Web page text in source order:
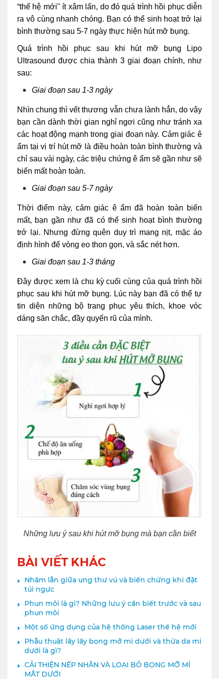
“thế hệ mới" ít xâm lấn, do đó quá trình hồi phục diễn
ra vô cùng nhanh chóng. Bạn có thể sinh hoạt trở lại
bình thường sau 5-7 ngày thực hiện hút mỡ bụng.
Quá trình hồi phục sau khi hút mỡ bụng Lipo
Ultrasound được chia thành 3 giai đoạn chính, như
sau:
Giai đoạn sau 1-3 ngày
Nhìn chung thì vết thương vẫn chưa lành hẳn, do vậy
bạn cần dành thời gian nghỉ ngơi cũng như tránh xa
các hoạt động mạnh trong giai đoạn này. Cảm giác ê
ẩm tại vị trí hút mỡ là điều hoàn toàn bình thường và
chỉ sau vài ngày, các triệu chứng ê ẩm sẽ gần như sẽ
biến mất hoàn toàn.
Giai đoạn sau 5-7 ngày
Thời điểm này, cảm giác ê ẩm đã hoàn toàn biến
mất, bạn gần như đã có thể sinh hoạt bình thường
trở lại. Nhưng đừng quên duy trì mang nịt, mặc áo
định hình để vòng eo thon gọn, và sắc nét hơn.
Giai đoạn sau 1-3 tháng
Đây được xem là chu kỳ cuối cùng của quá trình hồi
phục sau khi hút mỡ bụng. Lúc này bạn đã có thể tự
tin diện những bộ trang phục yêu thích, khoe vóc
dáng săn chắc, đầy quyến rũ của mình.
Những lưu ý sau khi hút mỡ bụng mà bạn cần biết
BÀI VIẾT KHÁC
Nhầm lẫn giữa ung thư vú và biến chứng khi đặt
túi ngực
Phun môi là gì? Những lưu ý cần biết trước và sau
phun môi
Một số ứng dụng của hệ thống Laser thế hệ mới
Phẫu thuật lấy lấy bọng mỡ mi dưới và thừa da mi
dưới là gì?
CẢI THIỆN NẾP NHĂN VÀ LOẠI BỎ BỌNG MỠ MÍ
MẮT DƯỚI